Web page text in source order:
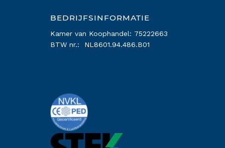
BEDRIJFSINFORMATIE
Kamer van Koophandel: 75222663
BTW nr.: NL8601.94.486.B01